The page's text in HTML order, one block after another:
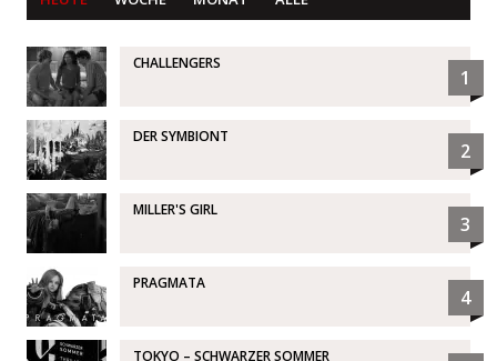
CHALLENGERS
1
DER SYMBIONT
2
MILLER'S GIRL
3
PRAGMATA
4
TOKYO – SCHWARZER SOMMER